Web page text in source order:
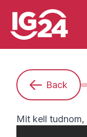
Back
Mit kell